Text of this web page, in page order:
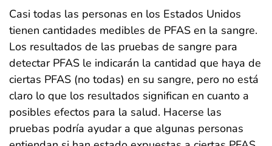
Casi todas las personas en los Estados Unidos
tienen cantidades medibles de PFAS en la sangre.
Los resultados de las pruebas de sangre para
detectar PFAS le indicarán la cantidad que haya de
ciertas PFAS (no todas) en su sangre, pero no está
claro lo que los resultados significan en cuanto a
posibles efectos para la salud. Hacerse las
pruebas podría ayudar a que algunas personas